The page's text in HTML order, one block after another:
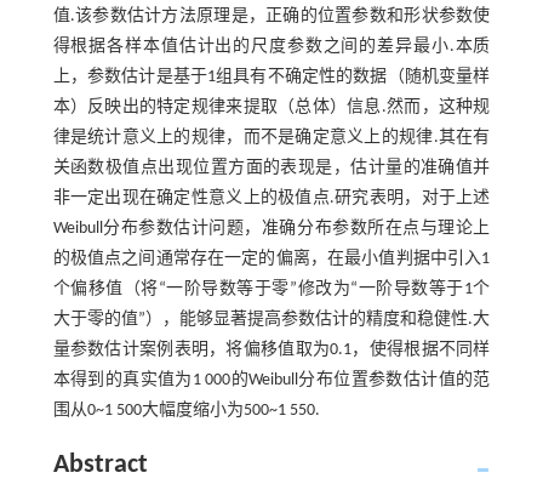
值.该参数估计方法原理是，正确的位置参数和形状参数使
得根据各样本值估计出的尺度参数之间的差异最小.本质
上，参数估计是基于1组具有不确定性的数据（随机变量样
本）反映出的特定规律来提取（总体）信息.然而，这种规
律是统计意义上的规律，而不是确定意义上的规律.其在有
关函数极值点出现位置方面的表现是，估计量的准确值并
非一定出现在确定性意义上的极值点.研究表明，对于上述
Weibull分布参数估计问题，准确分布参数所在点与理论上
的极值点之间通常存在一定的偏离，在最小值判据中引入1
个偏移值（将“一阶导数等于零”修改为“一阶导数等于1个
大于零的值”），能够显著提高参数估计的精度和稳健性.大
量参数估计案例表明，将偏移值取为0.1，使得根据不同样
本得到的真实值为1 000的Weibull分布位置参数估计值的范
围从0~1 500大幅度缩小为500~1 550.
Abstract